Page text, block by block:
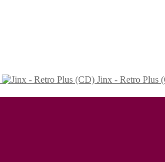
Jinx - Retro Plus